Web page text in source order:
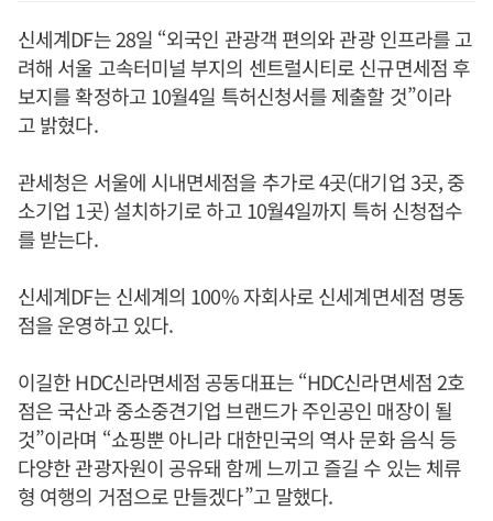
신세계DF는 28일 “외국인 관광객 편의와 관광 인프라를 고
려해 서울 고속터미널 부지의 센트럴시티로 신규면세점 후
보지를 확정하고 10월4일 특허신청서를 제출할 것”이라
고 밝혔다.
관세청은 서울에 시내면세점을 추가로 4곳(대기업 3곳, 중
소기업 1곳) 설치하기로 하고 10월4일까지 특허 신청접수
를 받는다.
신세계DF는 신세계의 100% 자회사로 신세계면세점 명동
점을 운영하고 있다.
이길한 HDC신라면세점 공동대표는 “HDC신라면세점 2호
점은 국산과 중소중견기업 브랜드가 주인공인 매장이 될
것”이라며 “쇼핑뿐 아니라 대한민국의 역사 문화 음식 등
다양한 관광자원이 공유돼 함께 느끼고 즐길 수 있는 체류
형 여행의 거점으로 만들겠다”고 말했다.